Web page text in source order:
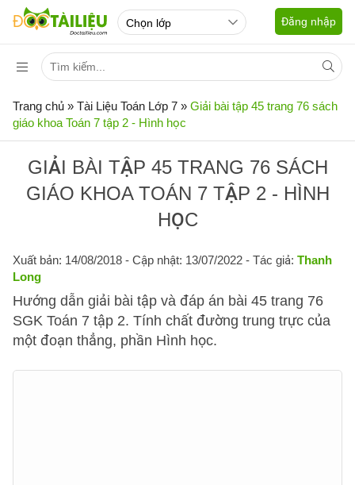
Đăng nhập
Trang chủ » Tài Liệu Toán Lớp 7 » Giải bài tập 45 trang 76 sách
giáo khoa Toán 7 tập 2 - Hình học
GIẢI BÀI TẬP 45 TRANG 76 SÁCH
GIÁO KHOA TOÁN 7 TẬP 2 - HÌNH
HỌC
Xuất bản: 14/08/2018 - Cập nhật: 13/07/2022 - Tác giả: Thanh
Long
Hướng dẫn giải bài tập và đáp án bài 45 trang 76
SGK Toán 7 tập 2. Tính chất đường trung trực của
một đoạn thẳng, phần Hình học.